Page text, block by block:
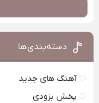
دسته‌بندی‌ها
آهنگ های جدید
پخش بزودی